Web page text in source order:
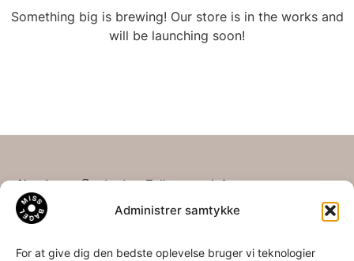
Administrer samtykke
For at give dig den bedste oplevelse bruger vi teknologier
Something big is brewing! Our store is in the works and
will be launching soon!
About
us
us
Contact
Bagel
Follow
us
Facebook
Info
Private
Cookies